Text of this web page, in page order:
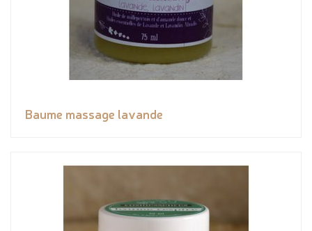
Baume massage lavande